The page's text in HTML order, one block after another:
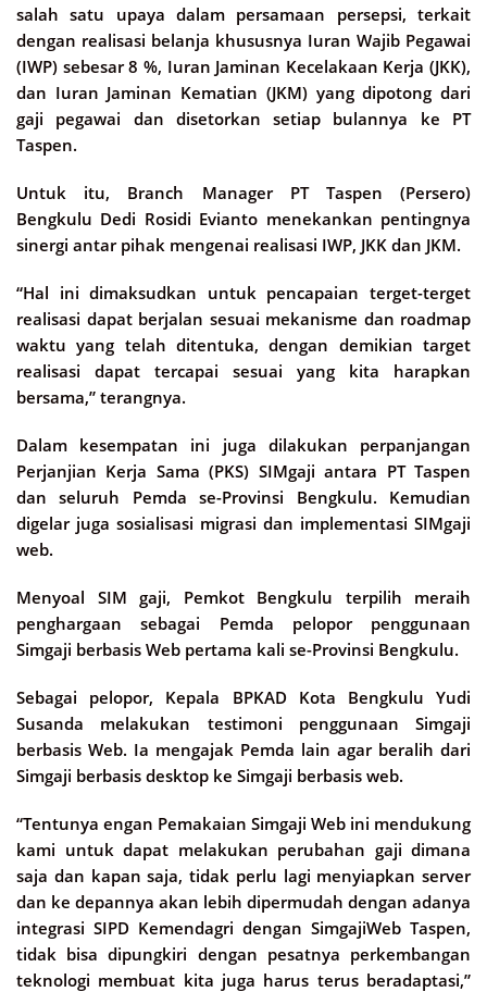
salah satu upaya dalam persamaan persepsi, terkait
dengan realisasi belanja khususnya Iuran Wajib Pegawai
(IWP) sebesar 8 %, Iuran Jaminan Kecelakaan Kerja (JKK),
dan Iuran Jaminan Kematian (JKM) yang dipotong dari
gaji pegawai dan disetorkan setiap bulannya ke PT
Taspen.
Untuk itu, Branch Manager PT Taspen (Persero)
Bengkulu Dedi Rosidi Evianto menekankan pentingnya
sinergi antar pihak mengenai realisasi IWP, JKK dan JKM.
“Hal ini dimaksudkan untuk pencapaian terget-terget
realisasi dapat berjalan sesuai mekanisme dan roadmap
waktu yang telah ditentuka, dengan demikian target
realisasi dapat tercapai sesuai yang kita harapkan
bersama,” terangnya.
Dalam kesempatan ini juga dilakukan perpanjangan
Perjanjian Kerja Sama (PKS) SIMgaji antara PT Taspen
dan seluruh Pemda se-Provinsi Bengkulu. Kemudian
digelar juga sosialisasi migrasi dan implementasi SIMgaji
web.
Menyoal SIM gaji, Pemkot Bengkulu terpilih meraih
penghargaan sebagai Pemda pelopor penggunaan
Simgaji berbasis Web pertama kali se-Provinsi Bengkulu.
Sebagai pelopor, Kepala BPKAD Kota Bengkulu Yudi
Susanda melakukan testimoni penggunaan Simgaji
berbasis Web. Ia mengajak Pemda lain agar beralih dari
Simgaji berbasis desktop ke Simgaji berbasis web.
“Tentunya engan Pemakaian Simgaji Web ini mendukung
kami untuk dapat melakukan perubahan gaji dimana
saja dan kapan saja, tidak perlu lagi menyiapkan server
dan ke depannya akan lebih dipermudah dengan adanya
integrasi SIPD Kemendagri dengan SimgajiWeb Taspen,
tidak bisa dipungkiri dengan pesatnya perkembangan
teknologi membuat kita juga harus terus beradaptasi,”